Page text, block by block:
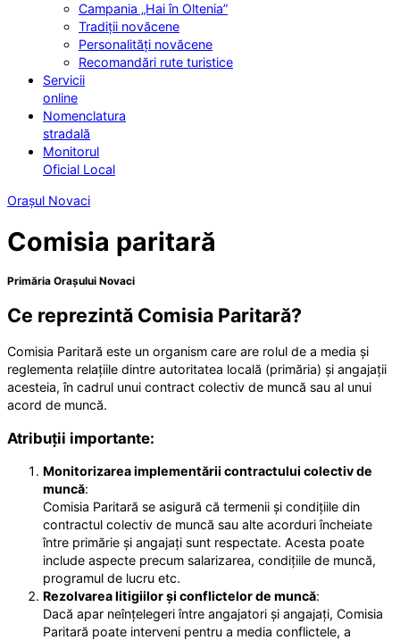
Campania „Hai în Oltenia”
Tradiții novăcene
Personalități novăcene
Recomandări rute turistice
Servicii
online
Nomenclatura
stradală
Monitorul
Oficial Local
Orașul Novaci
Comisia paritară
Primăria Orașului Novaci
Ce reprezintă Comisia Paritară?
Comisia Paritară este un organism care are rolul de a media și
reglementa relațiile dintre autoritatea locală (primăria) și angajații
acesteia, în cadrul unui contract colectiv de muncă sau al unui
acord de muncă.
Atribuții importante:
Monitorizarea implementării contractului colectiv de
muncă:
Comisia Paritară se asigură că termenii și condițiile din
contractul colectiv de muncă sau alte acorduri încheiate
între primărie și angajați sunt respectate. Acesta poate
include aspecte precum salarizarea, condițiile de muncă,
programul de lucru etc.
Rezolvarea litigiilor și conflictelor de muncă:
Dacă apar neînțelegeri între angajatori și angajați, Comisia
Paritară poate interveni pentru a media conflictele, a